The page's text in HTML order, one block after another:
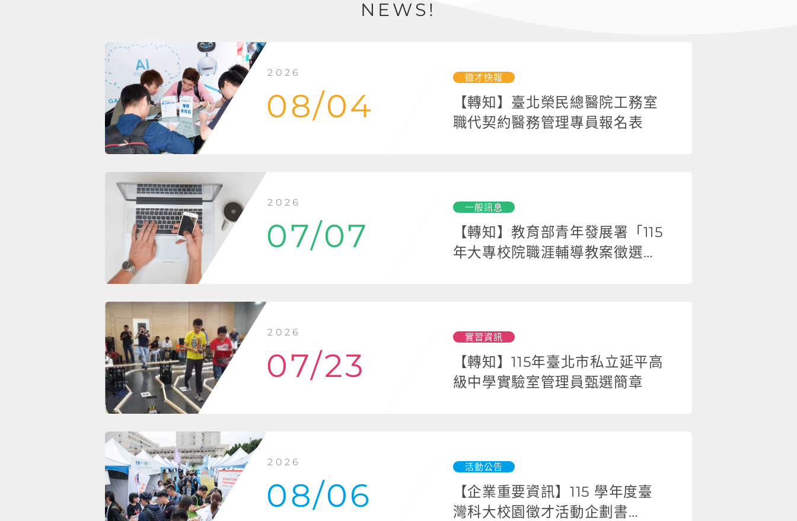
NEWS!
2026
08/04
徵才快報
【轉知】臺北榮民總醫院工務室
職代契約醫務管理專員報名表
2026
07/07
一般訊息
【轉知】教育部青年發展署「115
年大專校院職涯輔導教案徵選簡
2026
07/23
實習資訊
【轉知】115年臺北市私立延平高
級中學實驗室管理員甄選簡章
2026
08/06
活動公告
【企業重要資訊】115 學年度臺
灣科大校園徵才活動企劃書